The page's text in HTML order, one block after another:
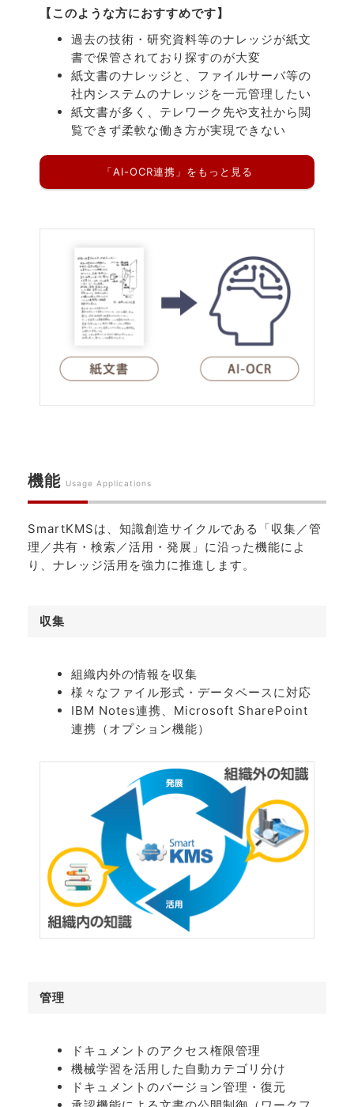
【このような方におすすめです】
過去の技術・研究資料等のナレッジが紙文
書で保管されており探すのが大変
紙文書のナレッジと、ファイルサーバ等の
社内システムのナレッジを一元管理したい
紙文書が多く、テレワーク先や支社から閲
覧できず柔軟な働き方が実現できない
「AI-OCR連携」をもっと見る
機能 Usage Applications
SmartKMSは、知識創造サイクルである「収集／管
理／共有・検索／活用・発展」に沿った機能によ
り、ナレッジ活用を強力に推進します。
収集
組織内外の情報を収集
様々なファイル形式・データベースに対応
IBM Notes連携、Microsoft SharePoint
連携（オプション機能）
管理
ドキュメントのアクセス権限管理
機械学習を活用した自動カテゴリ分け
ドキュメントのバージョン管理・復元